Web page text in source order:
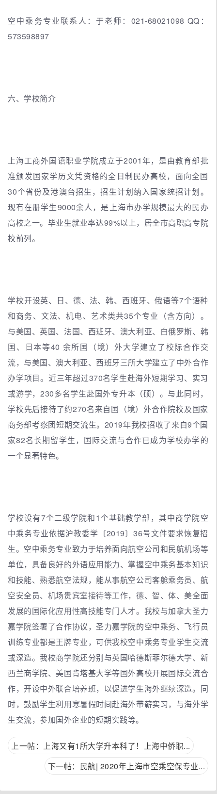
空中乘务专业联系人：于老师：021-68021098 QQ：
573598897
六、学校简介
上海工商外国语职业学院成立于2001年，是由教育部批
准颁发国家学历文凭资格的全日制民办高校，面向全国
30个省份及港澳台招生，招生计划纳入国家统招计划。
现有在册学生9000余人，是上海市办学规模最大的民办
高校之一。毕业生就业率达99%以上，居全市高职高专院
校前列。
学校开设英、日、德、法、韩、西班牙、俄语等7个语种
和商务、文法、机电、艺术类共35个专业（含方向）。
与美国、英国、法国、西班牙、澳大利亚、白俄罗斯、韩
国、日本等40 余所国（境）外大学建立了校际合作交
流，与美国、澳大利亚、西班牙三所大学建立了中外合作
办学项目。近三年超过370名学生赴海外短期学习、实习
或游学，230多名学生赴国外专升本（硕）。与此同时，
学校先后接待了约270名来自国（境）外合作院校及国家
商务部考察团短期交流生。2019年我校招收了来自9个国
家82名长期留学生，国际交流与合作已成为学校办学的
一个显著特色。
学校设有7个二级学院和1个基础教学部，其中商学院空
中乘务专业依据沪教委学〔2019〕36号文件要求恢复招
生。空中乘务专业致力于培养面向航空公司和民航机场等
单位，具备良好的外语应用能力、掌握空中乘务基本知识
和技能、熟悉航空法规，能从事航空公司客舱乘务员、航
空安全员、机场贵宾室接待等工作，德、智、体、美全面
发展的国际化应用性高技能专门人才。我校与加拿大圣力
嘉学院签署了合作协议，圣力嘉学院的空中乘务、飞行员
训练专业都是王牌专业，可供我校空中乘务专业学生交流
或深造。我校商学院还分别与英国哈德斯菲尔德大学、新
西兰商学院、美国肯塔基大学等国外高校开展国际交流合
作，开设中外联合培养班，以促进学生海外继续深造。同
时，鼓励学生利用寒暑假时间赴海外带薪实习，与海外学
生交流，参加国外企业的短期实践等。
上一帖：上海又有1所大学升本科了！上海中侨职...
下一帖：民航| 2020年上海市空乘空保专业...